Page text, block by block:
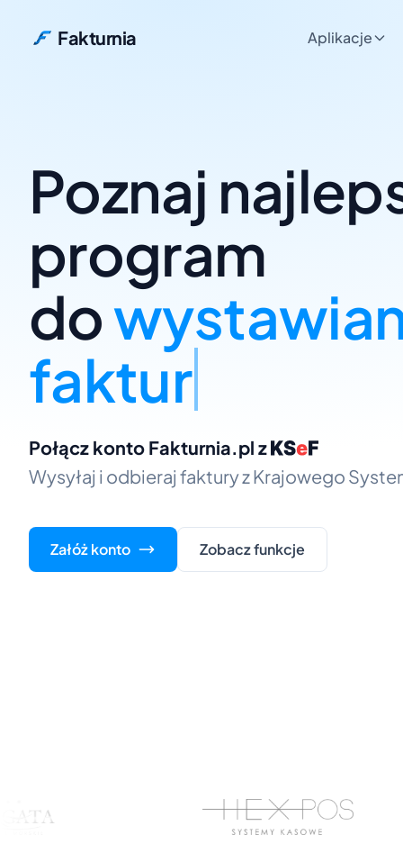
Fakturnia Aplikacje
Poznaj
program
do
faktur
Połącz konto Fakturnia.pl z
Wysyłaj i odbieraj faktury z Krajowego
Załóż konto Zobacz funkcje